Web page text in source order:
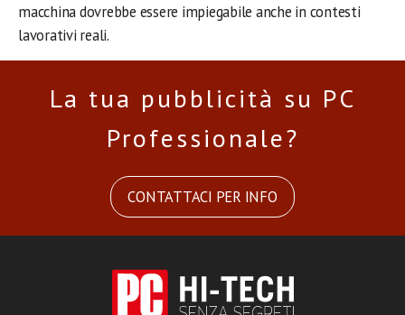
macchina dovrebbe essere impiegabile anche in contesti
lavorativi reali.
La tua pubblicità su PC
Professionale?
CONTATTACI PER INFO